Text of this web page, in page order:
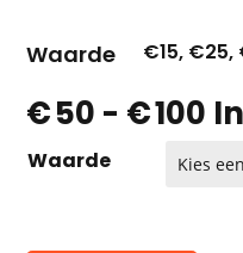
Waarde €15,
€50 - €100
Waarde